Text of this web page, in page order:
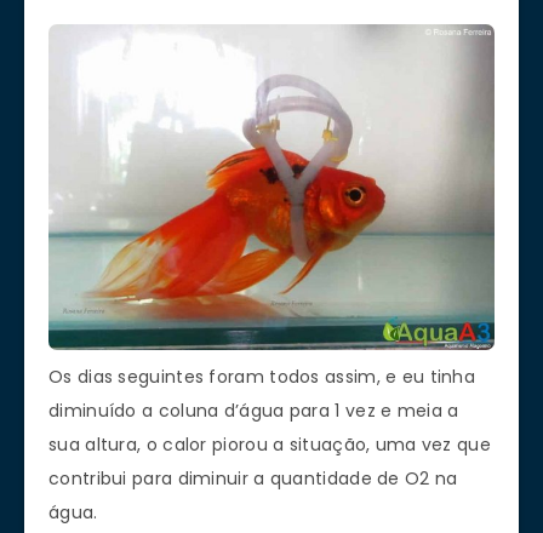
Os dias seguintes foram todos assim, e eu tinha
diminuído a coluna d’água para 1 vez e meia a
sua altura, o calor piorou a situação, uma vez que
contribui para diminuir a quantidade de O2 na
água.